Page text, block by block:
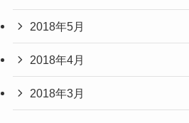
2018年5月
2018年4月
2018年3月